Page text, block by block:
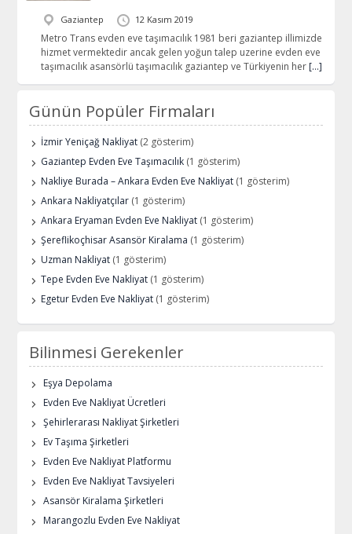
Gaziantep 12 Kasım 2019
Metro Trans evden eve taşımacılık 1981 beri gaziantep illimizde
hizmet vermektedir ancak gelen yoğun talep uzerine evden eve
taşımacılık asansörlü taşımacılık gaziantep ve Türkiyenin her […]
Günün Popüler Firmaları
İzmir Yeniçağ Nakliyat (2 gösterim)
Gaziantep Evden Eve Taşımacılık (1 gösterim)
Nakliye Burada – Ankara Evden Eve Nakliyat (1 gösterim)
Ankara Nakliyatçılar (1 gösterim)
Ankara Eryaman Evden Eve Nakliyat (1 gösterim)
Şereflikoçhisar Asansör Kiralama (1 gösterim)
Uzman Nakliyat (1 gösterim)
Tepe Evden Eve Nakliyat (1 gösterim)
Egetur Evden Eve Nakliyat (1 gösterim)
Bilinmesi Gerekenler
Eşya Depolama
Evden Eve Nakliyat Ücretleri
Şehirlerarası Nakliyat Şirketleri
Ev Taşıma Şirketleri
Evden Eve Nakliyat Platformu
Evden Eve Nakliyat Tavsiyeleri
Asansör Kiralama Şirketleri
Marangozlu Evden Eve Nakliyat